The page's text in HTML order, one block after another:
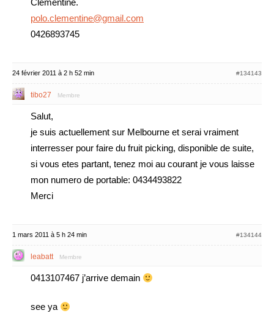
Clementine.
polo.clementine@gmail.com
0426893745
24 février 2011 à 2 h 52 min #134143
tibo27 Membre
Salut,
je suis actuellement sur Melbourne et serai vraiment
interresser pour faire du fruit picking, disponible de suite,
si vous etes partant, tenez moi au courant je vous laisse
mon numero de portable: 0434493822
Merci
1 mars 2011 à 5 h 24 min #134144
leabatt Membre
0413107467 j’arrive demain
see ya